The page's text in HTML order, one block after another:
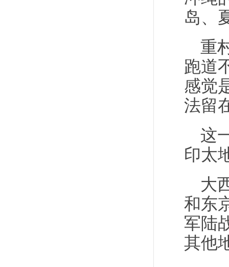
岛、
重
跑道
感觉
法留
这
印太
大
和东
军陆
其他